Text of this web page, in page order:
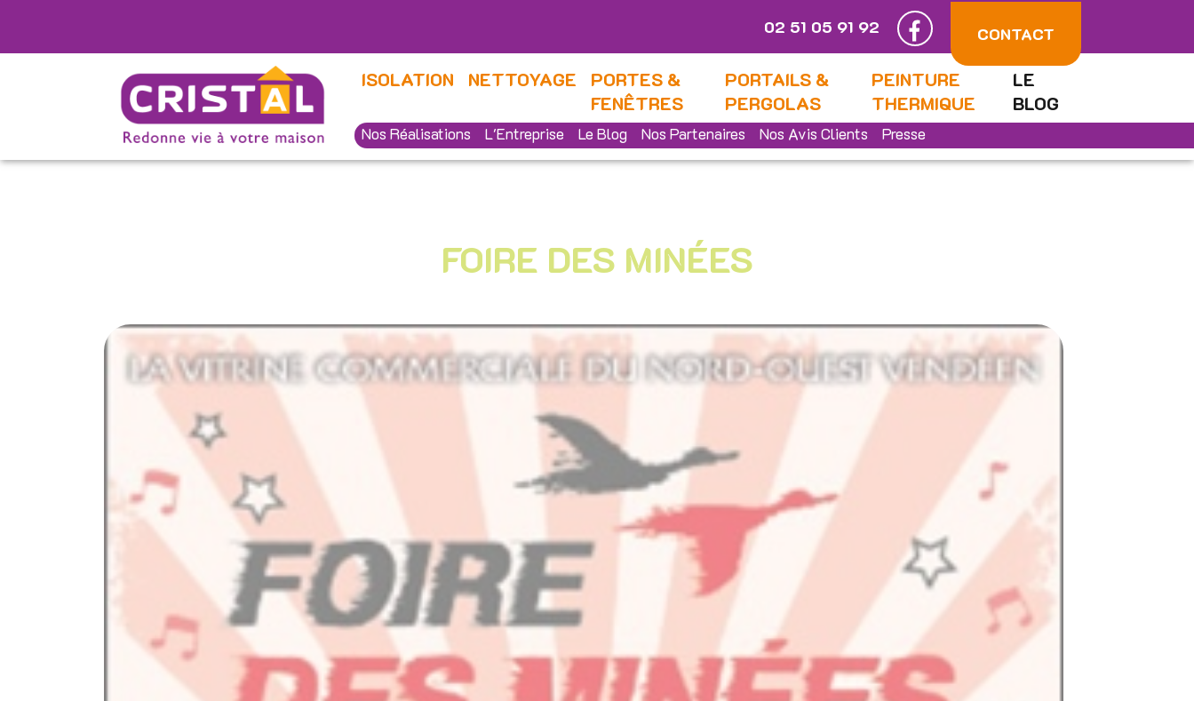
02 51 05 91 92 CONTACT
ISOLATION NETTOYAGE
PORTES &
FENÊTRES
PORTAILS &
PERGOLAS
PEINTURE
THERMIQUE
LE
BLOG
Nos Réalisations L'Entreprise Le Blog Nos Partenaires Nos Avis Clients Presse
FOIRE DES MINÉES